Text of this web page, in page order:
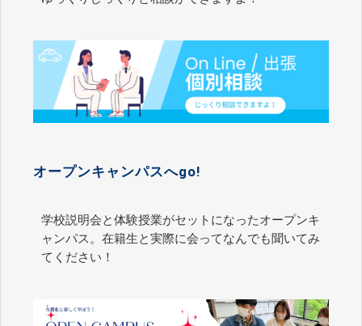
オープンキャンパスへgo!
学校説明会と体験授業がセットになったオープンキ
ャンパス。在籍生と実際に会ってなんでも聞いてみ
てください！